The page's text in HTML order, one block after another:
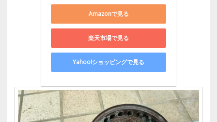
Amazonで見る
楽天市場で見る
Yahoo!ショッピングで見る